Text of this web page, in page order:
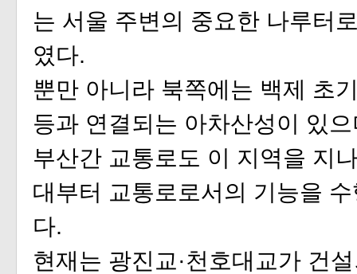
는 서울 주변의 중요한 나루터
였다.
뿐만 아니라 북쪽에는 백제 초
등과 연결되는 아차산성이 있
부산간 교통로도 이 지역을 지
대부터 교통로로서의 기능을
다.
현재는 광진교·천호대교가 건